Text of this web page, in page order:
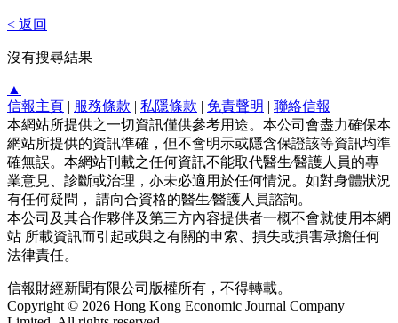
< 返回
沒有搜尋結果
▲
信報主頁 | 服務條款 | 私隱條款 | 免責聲明 | 聯絡信報
本網站所提供之一切資訊僅供參考用途。本公司會盡力確保本
網站所提供的資訊準確，但不會明示或隱含保證該等資訊均準
確無誤。本網站刊載之任何資訊不能取代醫生∕醫護人員的專
業意見、診斷或治理，亦未必適用於任何情況。如對身體狀況
有任何疑問， 請向合資格的醫生∕醫護人員諮詢。
本公司及其合作夥伴及第三方內容提供者一概不會就使用本網
站 所載資訊而引起或與之有關的申索、損失或損害承擔任何
法律責任。
信報財經新聞有限公司版權所有，不得轉載。
Copyright © 2026 Hong Kong Economic Journal Company